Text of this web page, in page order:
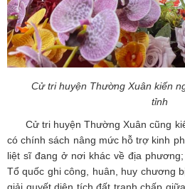
Cử tri huyện Thường Xuân kiến
tỉnh
Cử tri huyện Thường Xuân cũng
có chính sách nâng mức hỗ trợ kinh
liệt sĩ đang ở nơi khác về địa
Tổ quốc ghi công, huân, huy chương